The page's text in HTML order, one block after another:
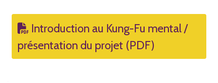
Introduction au Kung-Fu mental /
présentation du projet (PDF)